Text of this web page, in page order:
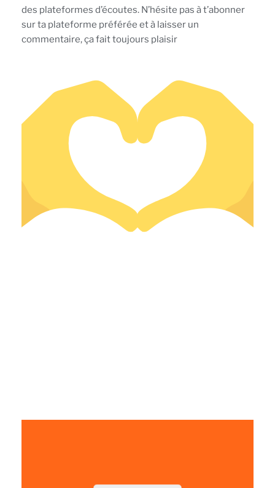
des plateformes d’écoutes. N’hésite pas à t’abonner
sur ta plateforme préférée et à laisser un
commentaire, ça fait toujours plaisir